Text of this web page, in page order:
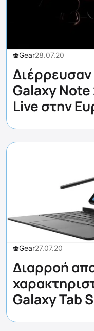
Gear28.07.20
Διέρρευσαν
Galaxy Note
Live στην
Gear27.07.20
Διαρροή
Galaxy Tab